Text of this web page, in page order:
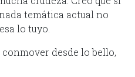
temática actual no
lo tuyo.
desde lo bello,